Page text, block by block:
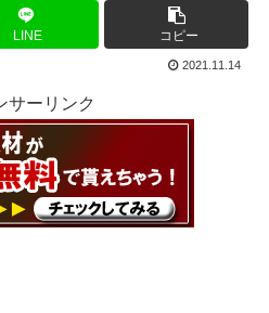
LINE コピー
2021.11.14
サーリンク